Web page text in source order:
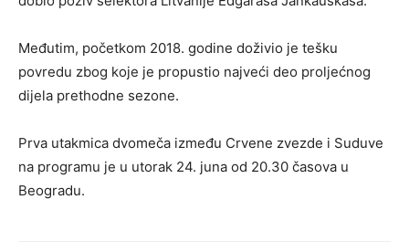
Međutim, početkom 2018. godine doživio je tešku
povredu zbog koje je propustio najveći deo proljećnog
dijela prethodne sezone.
Prva utakmica dvomeča između Crvene zvezde i Suduve
na programu je u utorak 24. juna od 20.30 časova u
Beogradu.